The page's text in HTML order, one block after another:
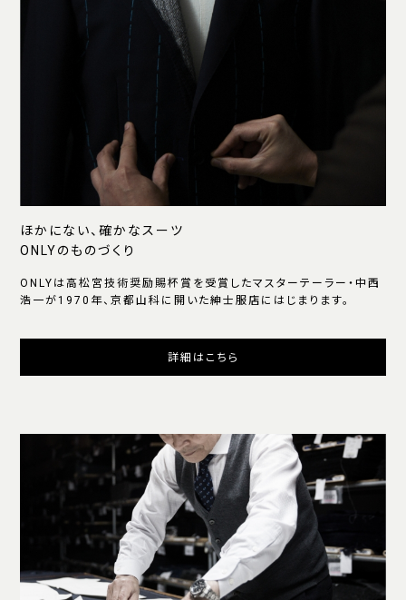
ほかにない、確かなスーツ
ONLYのものづくり
ONLYは高松宮技術奨励賜杯賞を受賞したマスターテーラー・中西
浩一が1970年、京都山科に開いた紳士服店にはじまります。
詳細はこちら